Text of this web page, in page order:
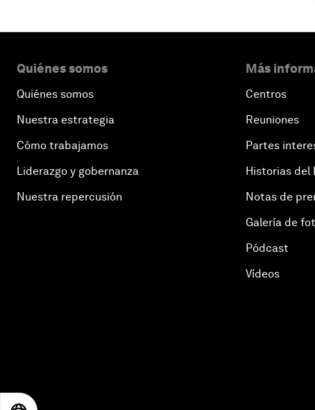
Quiénes somos
Quiénes somos
Nuestra estrategia
Cómo trabajamos
Liderazgo y gobernanza
Nuestra repercusión
Más
Centros
Reuniones
Partes
Historias del
Notas de
Galería de
Pódcast
Vídeos